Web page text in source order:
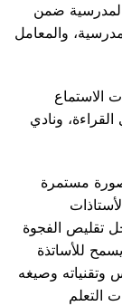
المدرسية ضمن
والمعامل
الاستماع
ونادي
مستمرة
تقليص الفجوة
للأساتذة
وتقنياته وصيغه
التعلم